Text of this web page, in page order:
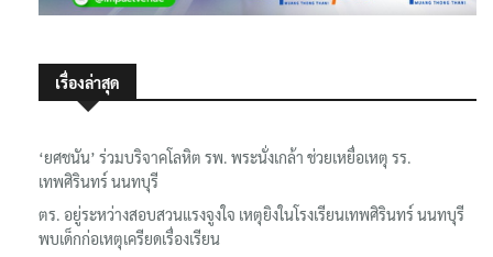
เรื่องล่าสุด
‘ยศชนัน’ ร่วมบริจาคโลหิต รพ. พระนั่งเกล้า ช่วยเหยื่อเหตุ รร.
เทพศิรินทร์ นนทบุรี
ตร. อยู่ระหว่างสอบสวนแรงจูงใจ เหตุยิงในโรงเรียนเทพศิรินทร์ นนทบุรี
พบเด็กก่อเหตุเครียดเรื่องเรียน